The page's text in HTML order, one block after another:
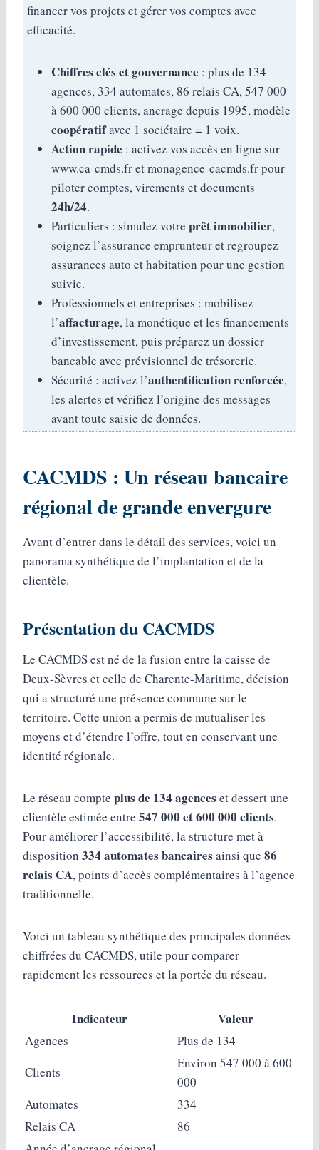
financer vos projets et gérer vos comptes avec
efficacité.
Chiffres clés et gouvernance : plus de 134
agences, 334 automates, 86 relais CA, 547 000
à 600 000 clients, ancrage depuis 1995, modèle
coopératifavec 1 sociétaire = 1 voix.
Action rapide : activez vos accès en ligne sur
www.ca-cmds.fr et monagence-cacmds.fr pour
piloter comptes, virements et documents
24h/24.
Particuliers : simulez votre prêt immobilier,
soignez l’assurance emprunteur et regroupez
assurances auto et habitation pour une gestion
suivie.
Professionnels et entreprises : mobilisez
l’affacturage, la monétique et les financements
d’investissement, puis préparez un dossier
bancable avec prévisionnel de trésorerie.
Sécurité : activez l’authentification renforcée,
les alertes et vérifiez l’origine des messages
avant toute saisie de données.
CACMDS : Un réseau bancaire
régional de grande envergure
Avant d’entrer dans le détail des services, voici un
panorama synthétique de l’implantation et de la
clientèle.
Présentation du CACMDS
Le CACMDS est né de la fusion entre la caisse de
Deux-Sèvres et celle de Charente-Maritime, décision
qui a structuré une présence commune sur le
territoire. Cette union a permis de mutualiser les
moyens et d’étendre l’offre, tout en conservant une
identité régionale.
Le réseau compte plus de 134 agences et dessert une
clientèle estimée entre 547 000 et 600 000 clients.
Pour améliorer l’accessibilité, la structure met à
disposition 334 automates bancaires ainsi que 86
relais CA, points d’accès complémentaires à l’agence
traditionnelle.
Voici un tableau synthétique des principales données
chiffrées du CACMDS, utile pour comparer
rapidement les ressources et la portée du réseau.
Indicateur Valeur
Agences
Plus de 134
Clients
Environ 547 000 à 600
000
Automates
334
Relais CA
86